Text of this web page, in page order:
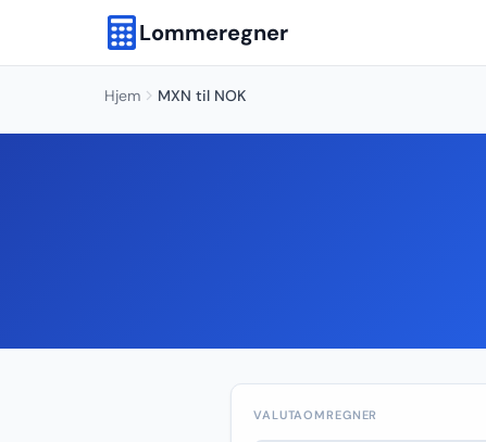
Lommeregner
Hjem MXN til NOK
VALUTAOMREGNER